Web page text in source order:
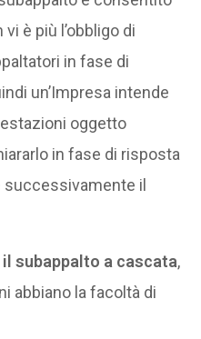
è più l’obbligo di
in fase di
un’Impresa intende
oggetto
in fase di risposta
successivamente il
subappalto a cascata,
abbiano la facoltà di